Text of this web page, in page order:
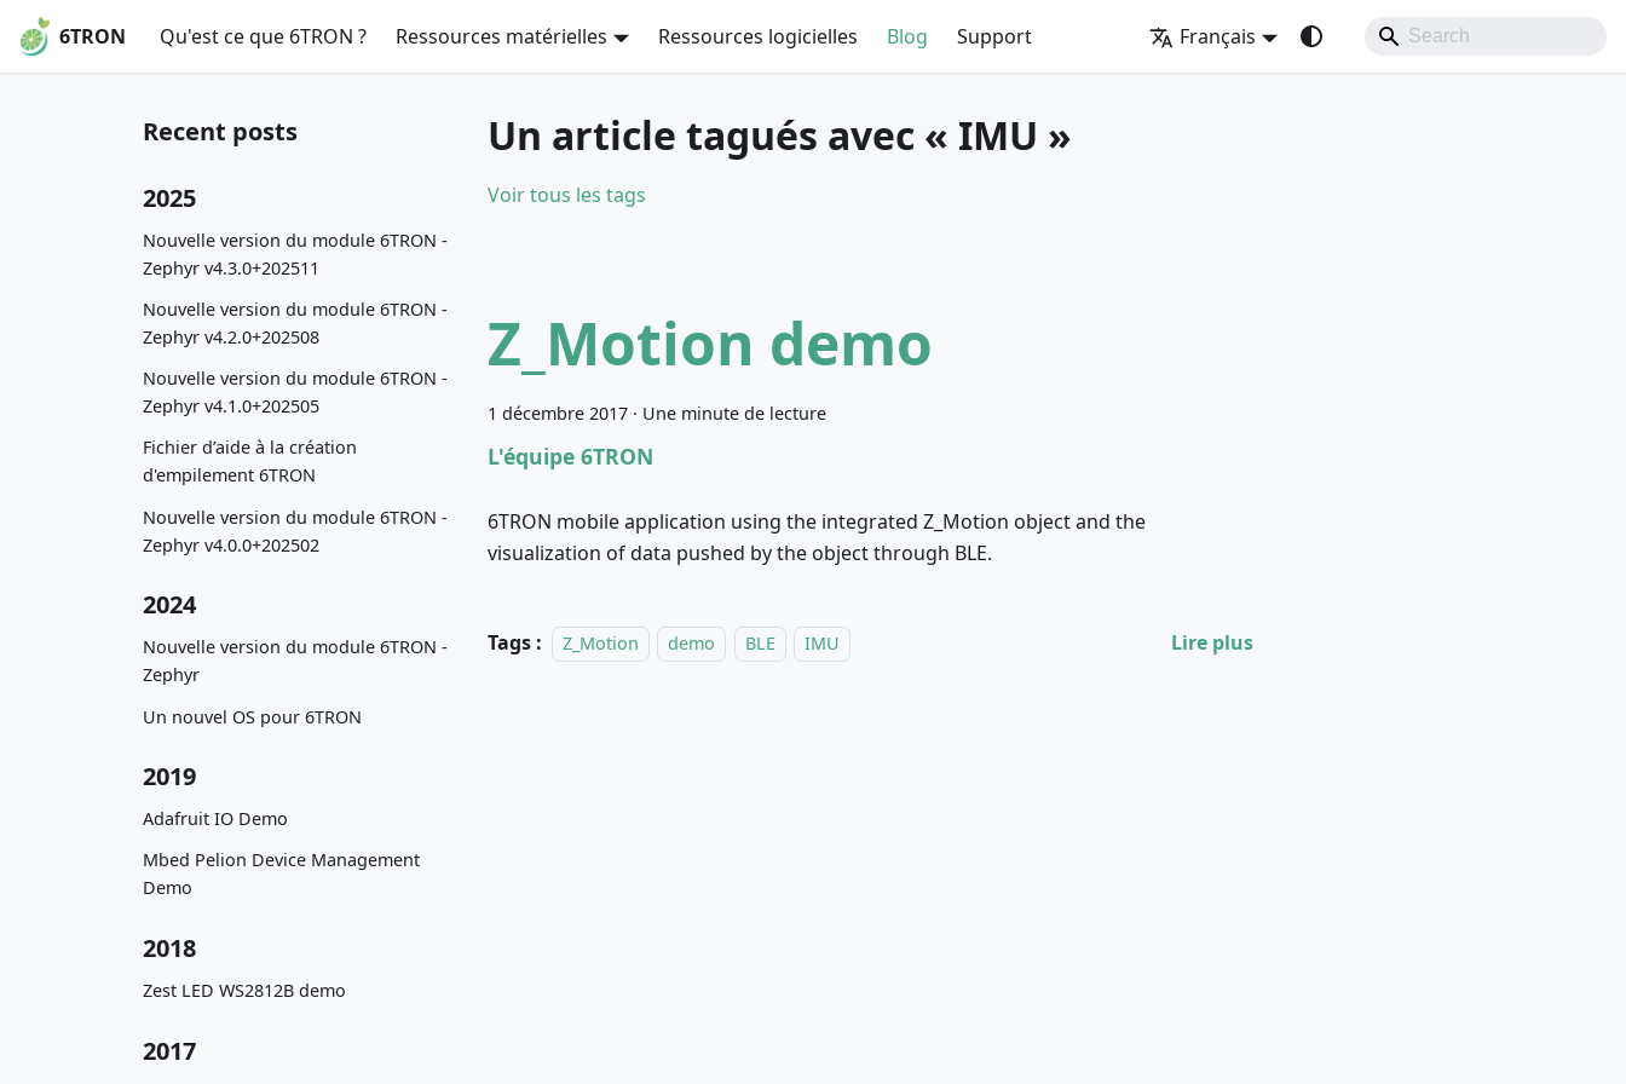
6TRON Qu'est ce que 6TRON ? Ressources matérielles Ressources logicielles Blog Support Français
Recent posts
2025
Nouvelle version du module 6TRON -
Zephyr v4.3.0+202511
Nouvelle version du module 6TRON -
Zephyr v4.2.0+202508
Nouvelle version du module 6TRON -
Zephyr v4.1.0+202505
Fichier d’aide à la création
d'empilement 6TRON
Nouvelle version du module 6TRON -
Zephyr v4.0.0+202502
2024
Nouvelle version du module 6TRON -
Zephyr
Un nouvel OS pour 6TRON
2019
Adafruit IO Demo
Mbed Pelion Device Management
Demo
2018
Zest LED WS2812B demo
2017
Un article tagués avec « IMU »
Voir tous les tags
Z_Motion demo
1 décembre 2017 · Une minute de lecture
L'équipe 6TRON
6TRON mobile application using the integrated Z_Motion object and the
visualization of data pushed by the object through BLE.
Tags : Z_Motion demo BLE IMU Lire plus